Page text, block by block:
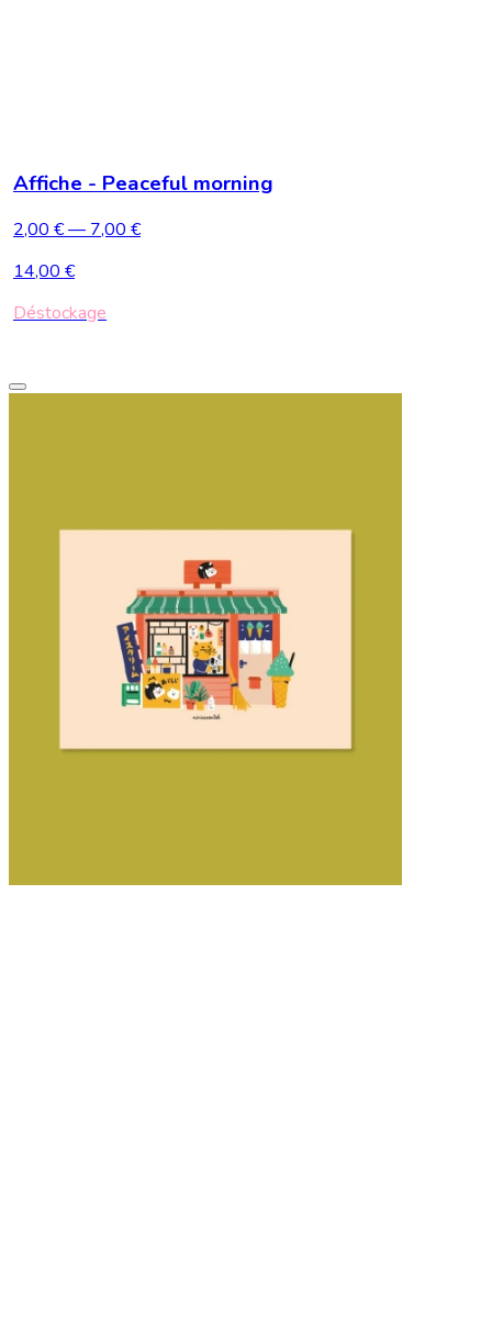
Affiche - Peaceful morning
2,00 €— 7,00 €
14,00 €
Déstockage